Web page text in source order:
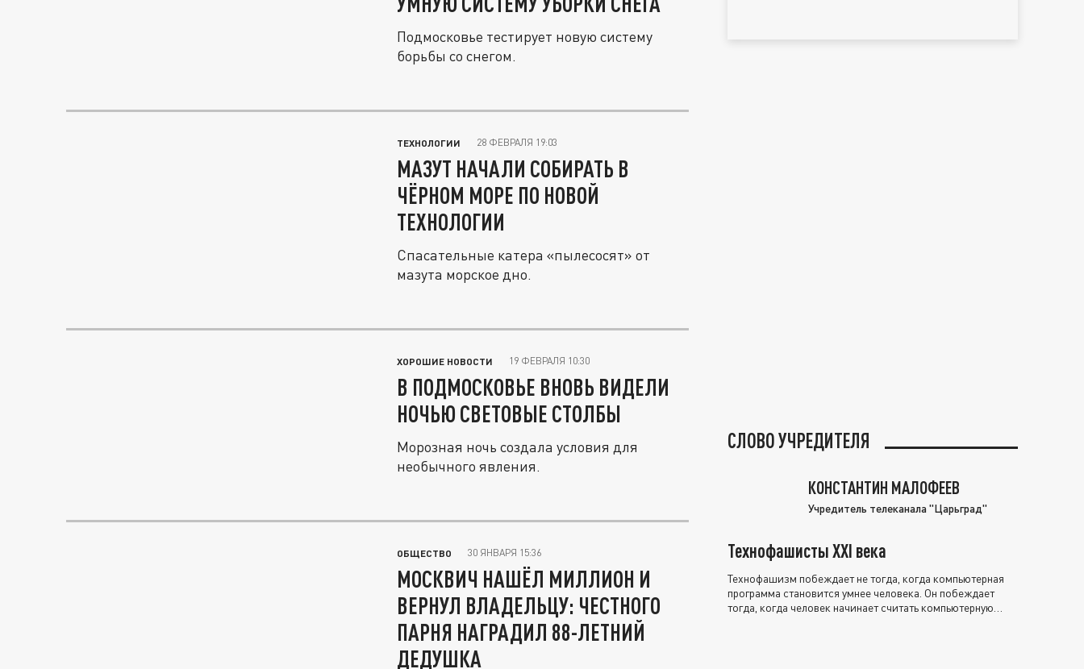
Подмосковье тестирует новую систему
борьбы со снегом.
ТЕХНОЛОГИИ 28 ФЕВРАЛЯ 19:03
МАЗУТ НАЧАЛИ СОБИРАТЬ В
ЧЁРНОМ МОРЕ ПО НОВОЙ
ТЕХНОЛОГИИ
Спасательные катера «пылесосят» от
мазута морское дно.
ХОРОШИЕ НОВОСТИ 19 ФЕВРАЛЯ 10:30
В ПОДМОСКОВЬЕ ВНОВЬ ВИДЕЛИ
НОЧЬЮ СВЕТОВЫЕ СТОЛБЫ
Морозная ночь создала условия для
необычного явления.
ОБЩЕСТВО 30 ЯНВАРЯ 15:36
МОСКВИЧ НАШЁЛ МИЛЛИОН И
ВЕРНУЛ ВЛАДЕЛЬЦУ: ЧЕСТНОГО
ПАРНЯ НАГРАДИЛ 88-ЛЕТНИЙ
ДЕДУШКА
СЛОВО УЧРЕДИТЕЛЯ
КОНСТАНТИН МАЛОФЕЕВ
Учредитель телеканала "Царьград"
Технофашисты XXI века
Технофашизм побеждает не тогда, когда компьютерная
программа становится умнее человека. Он побеждает
тогда, когда человек начинает считать компьютерную